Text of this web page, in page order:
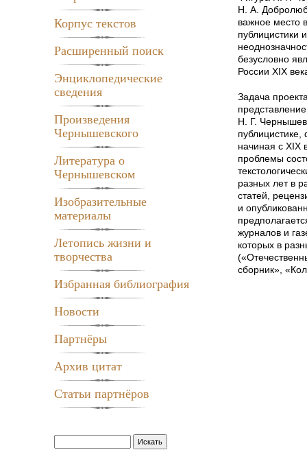
Корпус текстов
Расширенный поиск
Энциклопедические
сведения
Произведения
Чернышевского
Литература о
Чернышевском
Изобразительные
материалы
Летопись жизни и
творчества
Избранная библиография
Новости
Партнёры
Архив цитат
Статьи партнёров
Искать
Н. А.
важное место
безусловно
России XIX
Задача
Н. Г.
начиная с XIX
проблемы
разных лет в
статей,
и
журналов и
которых в
сборник»,